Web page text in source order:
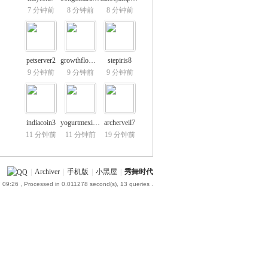
7 分钟前
8 分钟前
8 分钟前
petserver2
9 分钟前
growthflower1
9 分钟前
stepiris8
9 分钟前
indiacoin3
11 分钟前
yogurtmexico7
11 分钟前
archerveil7
19 分钟前
Archiver 手机版 小黑屋 秀舞时代
09:26 , Processed in 0.011278 second(s), 13 queries .